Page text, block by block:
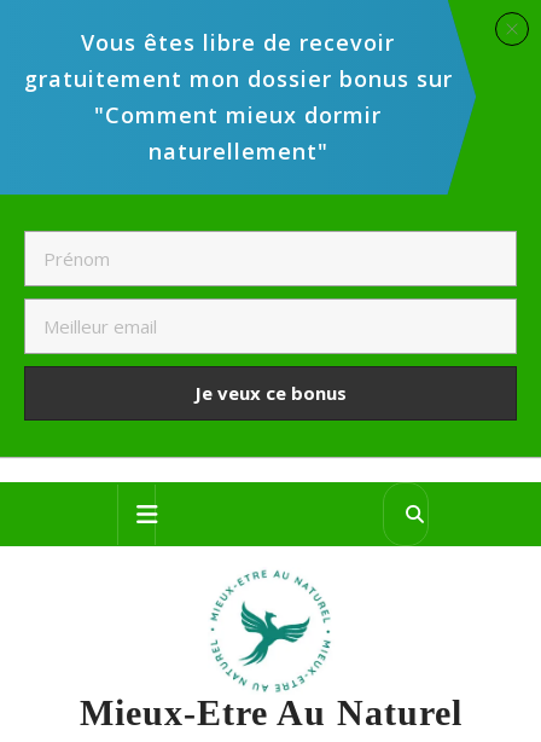
content
Open
Button
Mieux-Etre Au Naturel
Vous êtes libre de recevoir
gratuitement mon dossier bonus sur
"Comment mieux dormir
naturellement"
Je veux ce bonus